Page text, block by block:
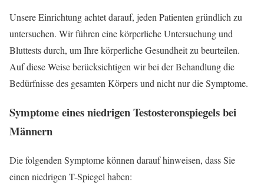
Unsere Einrichtung achtet darauf, jeden Patienten gründlich zu
untersuchen. Wir führen eine körperliche Untersuchung und
Bluttests durch, um Ihre körperliche Gesundheit zu beurteilen.
Auf diese Weise berücksichtigen wir bei der Behandlung die
Bedürfnisse des gesamten Körpers und nicht nur die Symptome.
Symptome eines niedrigen Testosteronspiegels bei
Männern
Die folgenden Symptome können darauf hinweisen, dass Sie
einen niedrigen T-Spiegel haben: